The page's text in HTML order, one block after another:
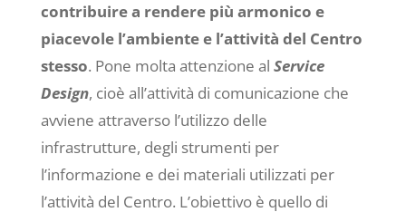
contribuire a rendere più armonico e
piacevole l’ambiente e l’attività del Centro
stesso. Pone molta attenzione al Service
Design, cioè all’attività di comunicazione che
avviene attraverso l’utilizzo delle
infrastrutture, degli strumenti per
l’informazione e dei materiali utilizzati per
l’attività del Centro. L’obiettivo è quello di